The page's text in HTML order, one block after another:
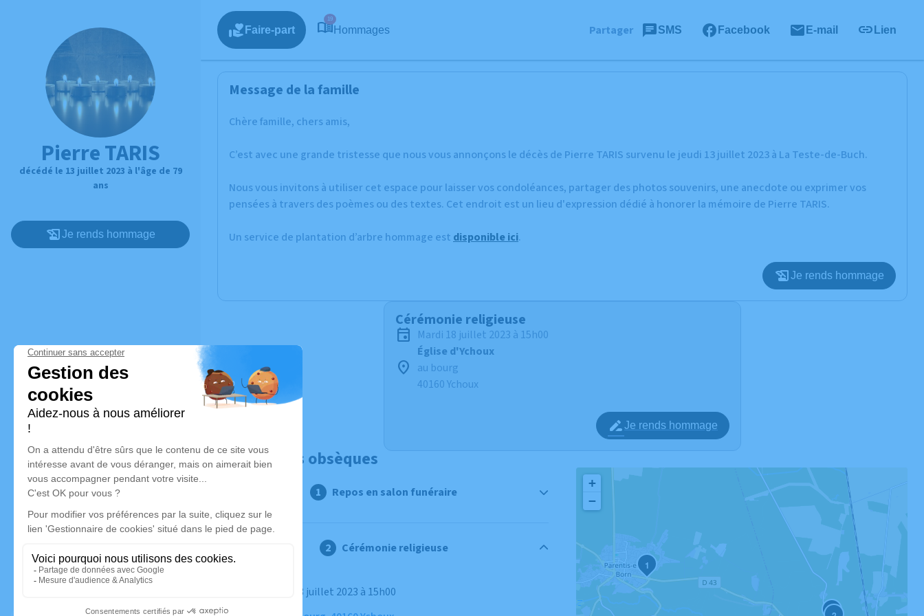
Pierre TARIS
décédé le 13 juillet 2023 à l'âge de 79
ans
Je rends hommage
Faire-part
19
Hommages Partager SMS Facebook E-mail Lien
Message de la famille
Chère famille, chers amis,
C’est avec une grande tristesse que nous vous annonçons le décès de Pierre TARIS survenu le jeudi 13 juillet 2023 à La Teste-de-Buch.
Nous vous invitons à utiliser cet espace pour laisser vos condoléances, partager des photos souvenirs, une anecdote ou exprimer vos
pensées à travers des poèmes ou des textes. Cet endroit est un lieu d'expression dédié à honorer la mémoire de Pierre TARIS.
Un service de plantation d’arbre hommage est disponible ici.
Je rends hommage
Cérémonie religieuse
mardi 18 juillet 2023 à 15h00
Église d'Ychoux
au bourg
40160 Ychoux
Je rends hommage
Déroulé des obsèques
Repos en salon funéraire
Cérémonie religieuse
Le mardi 18 juillet 2023 à 15h00
1
3
+
−